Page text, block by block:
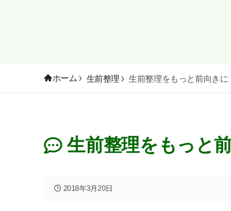
ホーム 生前整理 生前整理をもっと前向き
生前整理をもっと
2018年3月20日